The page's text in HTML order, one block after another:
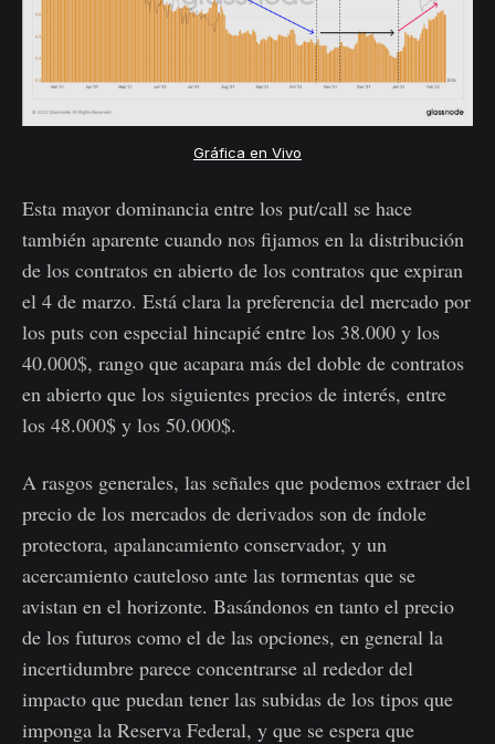
Gráfica en Vivo
Esta mayor dominancia entre los put/call se hace
también aparente cuando nos fijamos en la distribución
de los contratos en abierto de los contratos que expiran
el 4 de marzo. Está clara la preferencia del mercado por
los puts con especial hincapié entre los 38.000 y los
40.000$, rango que acapara más del doble de contratos
en abierto que los siguientes precios de interés, entre
los 48.000$ y los 50.000$.
A rasgos generales, las señales que podemos extraer del
precio de los mercados de derivados son de índole
protectora, apalancamiento conservador, y un
acercamiento cauteloso ante las tormentas que se
avistan en el horizonte. Basándonos en tanto el precio
de los futuros como el de las opciones, en general la
incertidumbre parece concentrarse al rededor del
impacto que puedan tener las subidas de los tipos que
imponga la Reserva Federal, y que se espera que